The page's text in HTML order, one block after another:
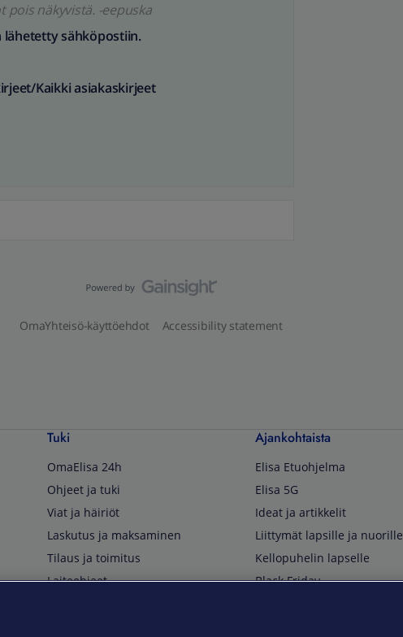
pois näkyvistä. -eepuska
lähetetty sähköpostiin.
Kaikki asiakaskirjeet
OmaYhteisö-käyttöehdot Accessibility statement
Tuki
OmaElisa 24h
Ohjeet ja tuki
Viat ja häiriöt
Laskutus ja maksaminen
Tilaus ja toimitus
Laiteohjeet
Ajankohtaista
Elisa Etuohjelma
Elisa 5G
Ideat ja artikkelit
Liittymät lapsille ja nuorille
Kellopuhelin lapselle
Black Friday